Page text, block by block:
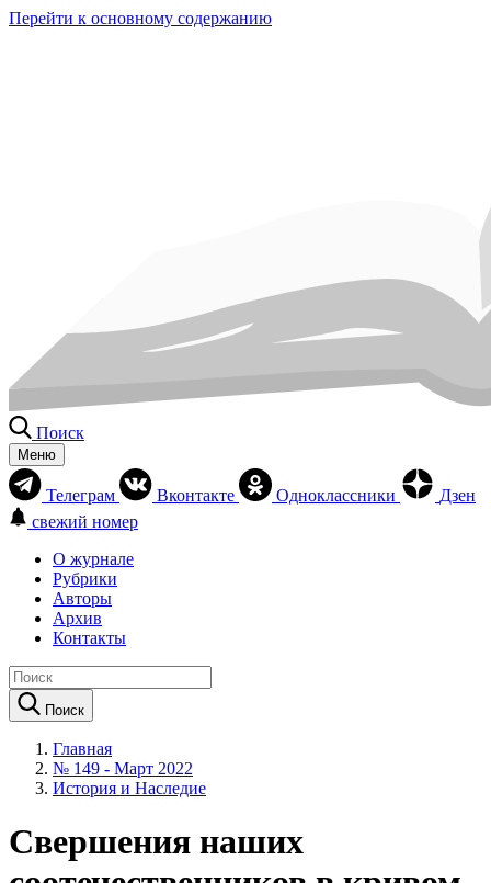
Перейти к основному содержанию
Поиск
Меню
Телеграм Вконтакте Одноклассники
Дзен
свежий номер
О журнале
Рубрики
Авторы
Архив
Контакты
Поиск
Главная
№ 149 - Март 2022
История и Наследие
Свершения наших